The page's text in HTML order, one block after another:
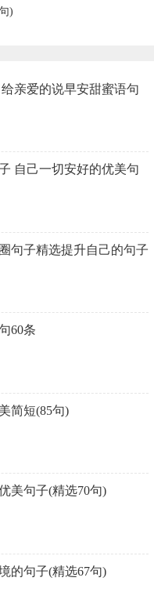
)
亲爱的说早安甜蜜语句
自己一切安好的优美句
句子精选提升自己的句子
60条
简短(85句)
美句子(精选70句)
的句子(精选67句)